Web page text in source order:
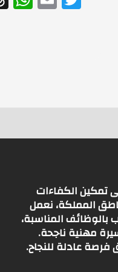
تمكين الكفاءات
المملكة، نعمل
المناسبة،
مهنية ناجحة.
عادلة للنجاح.